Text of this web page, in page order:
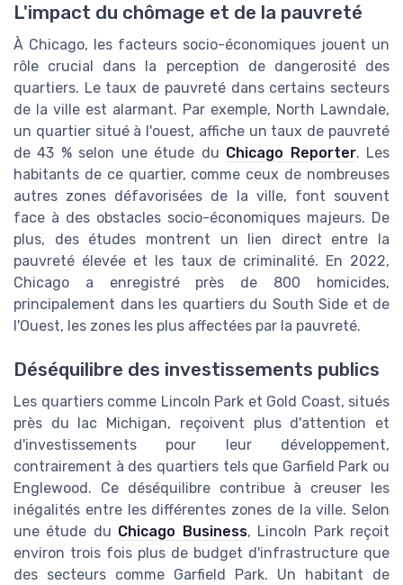
L'impact du chômage et de la pauvreté
À Chicago, les facteurs socio-économiques jouent un
rôle crucial dans la perception de dangerosité des
quartiers. Le taux de pauvreté dans certains secteurs
de la ville est alarmant. Par exemple, North Lawndale,
un quartier situé à l'ouest, affiche un taux de pauvreté
de 43 % selon une étude du Chicago Reporter. Les
habitants de ce quartier, comme ceux de nombreuses
autres zones défavorisées de la ville, font souvent
face à des obstacles socio-économiques majeurs. De
plus, des études montrent un lien direct entre la
pauvreté élevée et les taux de criminalité. En 2022,
Chicago a enregistré près de 800 homicides,
principalement dans les quartiers du South Side et de
l'Ouest, les zones les plus affectées par la pauvreté.
Déséquilibre des investissements publics
Les quartiers comme Lincoln Park et Gold Coast, situés
près du lac Michigan, reçoivent plus d'attention et
d'investissements pour leur développement,
contrairement à des quartiers tels que Garfield Park ou
Englewood. Ce déséquilibre contribue à creuser les
inégalités entre les différentes zones de la ville. Selon
une étude du Chicago Business, Lincoln Park reçoit
environ trois fois plus de budget d'infrastructure que
des secteurs comme Garfield Park. Un habitant de